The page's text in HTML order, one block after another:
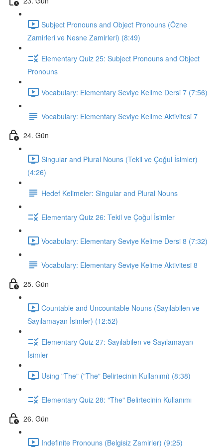
Subject Pronouns and Object Pronouns (Özne
Zamirleri ve Nesne Zamirleri) (8:49)
Elementary Quiz 25: Subject Pronouns and Object
Pronouns
Vocabulary: Elementary Seviye Kelime Dersi 7 (7:56)
Vocabulary: Elementary Seviye Kelime Aktivitesi 7
24. Gün
Singular and Plural Nouns (Tekil ve Çoğul İsimler)
(4:26)
Hedef Kelimeler: Singular and Plural Nouns
Elementary Quiz 26: Tekil ve Çoğul İsimler
Vocabulary: Elementary Seviye Kelime Dersi 8 (7:32)
Vocabulary: Elementary Seviye Kelime Aktivitesi 8
25. Gün
Countable and Uncountable Nouns (Sayılabilen ve
Sayılamayan İsimler) (12:52)
Elementary Quiz 27: Sayılabilen ve Sayılamayan
İsimler
Using "The" ("The" Belirtecinin Kullanımı) (8:38)
Elementary Quiz 28: "The" Belirtecinin Kullanımı
26. Gün
Indefinite Pronouns (Belgisiz Zamirler) (9:25)